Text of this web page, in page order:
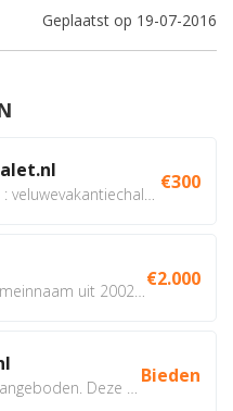
Geplaatst op 19-07-2016
€300
€2.000
Bieden